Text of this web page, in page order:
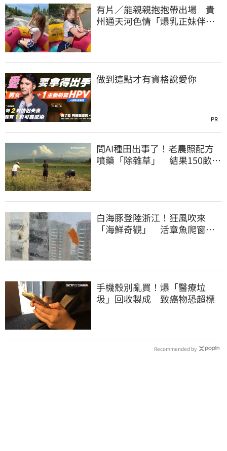
有片／能親親抱抱帶出場 貴
州通天河色情「爆乳正妹伴
做到這點才有資格說愛你
PR
問AI種田出事了！老農照配方
噴藥「除雜草」 結果150畝芝
白海豚登陸浙江！狂風吹來
「海鮮奇觀」 活章魚爬窗、
手機殼別亂買！爆「醫療垃
圾」回收製成 致癌物恐超標
Recommended by